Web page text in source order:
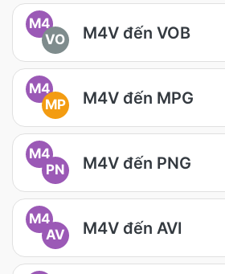
M4
VO
M4V đến VOB
M4
MP
M4V đến MPG
M4
PN
M4V đến PNG
M4
AV
M4V đến AVI